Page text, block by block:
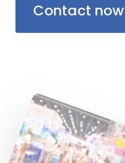
Contact now